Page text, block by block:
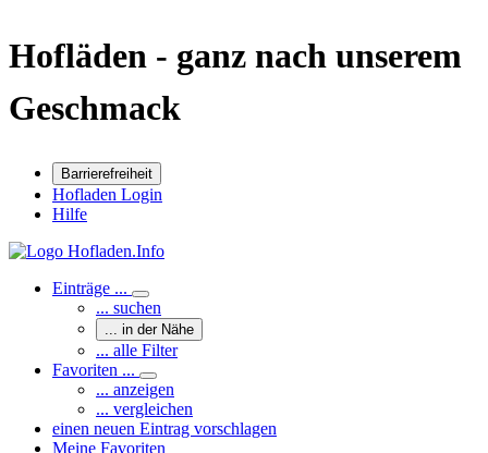
Hofläden - ganz nach unserem
Geschmack
Barrierefreiheit
Hofladen Login
Hilfe
Einträge ...
... suchen
... in der Nähe
... alle Filter
Favoriten ...
... anzeigen
... vergleichen
einen neuen Eintrag vorschlagen
Meine Favoriten